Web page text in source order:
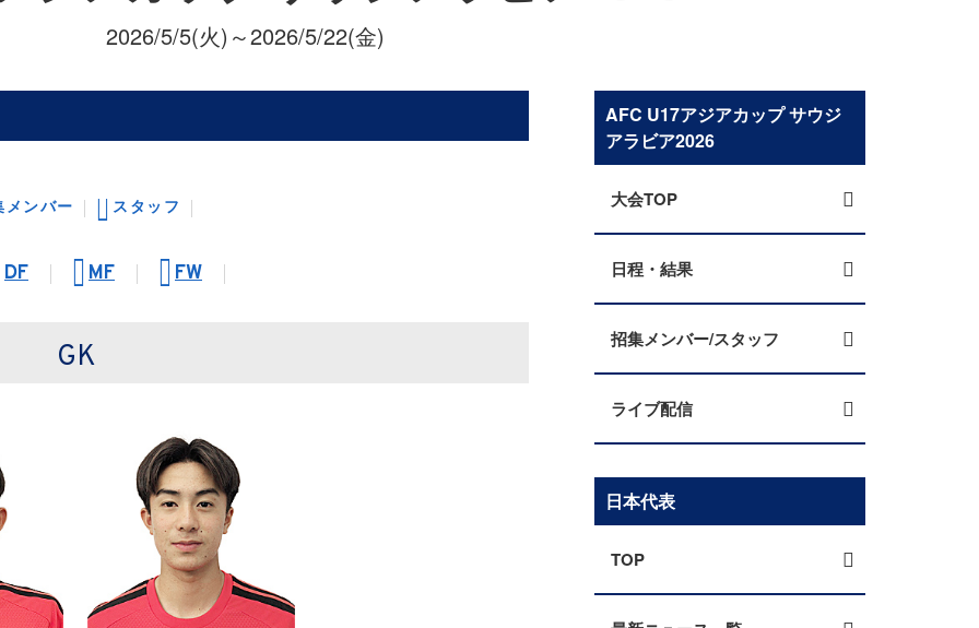
2026/5/5(火)～2026/5/22(金)
メンバー スタッフ
DF MF FW
GK
AFC U17アジアカップ サウジ
アラビア2026
大会TOP
日程・結果
招集メンバー/スタッフ
ライブ配信
日本代表
TOP